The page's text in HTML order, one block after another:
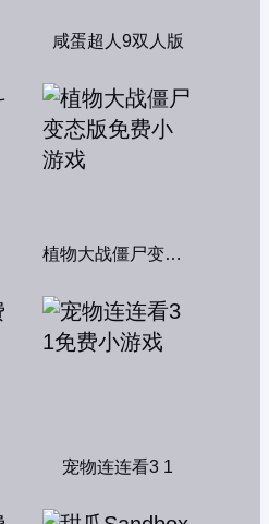
咸蛋超人9双人版
植物大战僵尸变态版
宠物连连看3 1